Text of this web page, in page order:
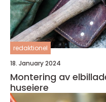
redaktionel
18. January 2024
Montering av
huseiere